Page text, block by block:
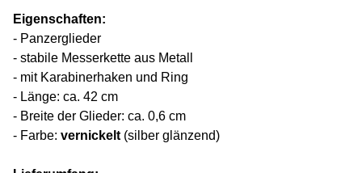
Eigenschaften:
- Panzerglieder
- stabile Messerkette aus Metall
- mit Karabinerhaken und Ring
- Länge: ca. 42 cm
- Breite der Glieder: ca. 0,6 cm
- Farbe: vernickelt (silber glänzend)